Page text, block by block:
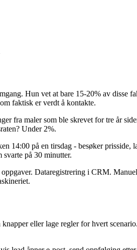
Hun vet at bare 15-20% av disse
faktisk er verdt å kontakte.
fra maler som ble skrevet for tre år
Under 2%.
på en tirsdag - besøker prisside,
svarte på 30 minutter.
Dataregistrering i CRM.
eller lage regler for hvert